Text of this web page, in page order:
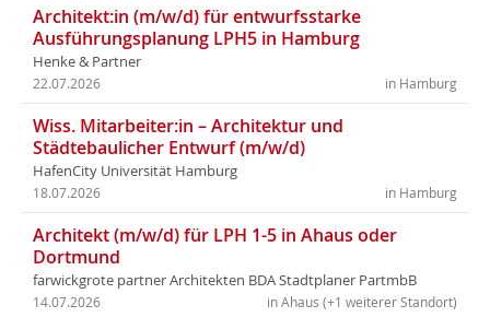
Architekt:in (m/w/d) für entwurfsstarke
Ausführungsplanung LPH5 in Hamburg
Henke & Partner
in Hamburg
22.07.2026
Wiss. Mitarbeiter:in – Architektur und
Städtebaulicher Entwurf (m/w/d)
HafenCity Universität Hamburg
in Hamburg
18.07.2026
Architekt (m/w/d) für LPH 1-5 in Ahaus oder
Dortmund
farwickgrote partner Architekten BDA Stadtplaner PartmbB
in Ahaus (+1 weiterer Standort)
14.07.2026